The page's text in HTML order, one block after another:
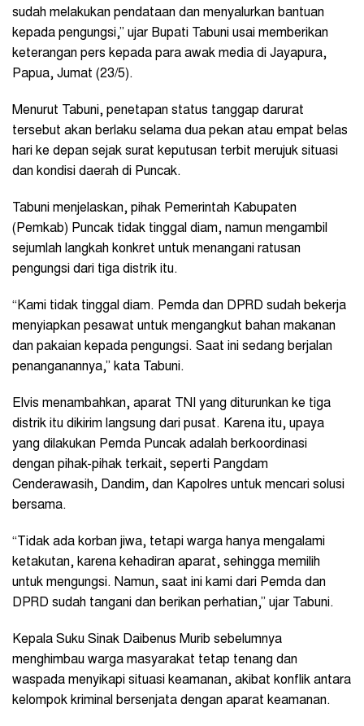
sudah melakukan pendataan dan menyalurkan bantuan
kepada pengungsi,” ujar Bupati Tabuni usai memberikan
keterangan pers kepada para awak media di Jayapura,
Papua, Jumat (23/5).
Menurut Tabuni, penetapan status tanggap darurat
tersebut akan berlaku selama dua pekan atau empat belas
hari ke depan sejak surat keputusan terbit merujuk situasi
dan kondisi daerah di Puncak.
Tabuni menjelaskan, pihak Pemerintah Kabupaten
(Pemkab) Puncak tidak tinggal diam, namun mengambil
sejumlah langkah konkret untuk menangani ratusan
pengungsi dari tiga distrik itu.
“Kami tidak tinggal diam. Pemda dan DPRD sudah bekerja
menyiapkan pesawat untuk mengangkut bahan makanan
dan pakaian kepada pengungsi. Saat ini sedang berjalan
penanganannya,” kata Tabuni.
Elvis menambahkan, aparat TNI yang diturunkan ke tiga
distrik itu dikirim langsung dari pusat. Karena itu, upaya
yang dilakukan Pemda Puncak adalah berkoordinasi
dengan pihak-pihak terkait, seperti Pangdam
Cenderawasih, Dandim, dan Kapolres untuk mencari solusi
bersama.
“Tidak ada korban jiwa, tetapi warga hanya mengalami
ketakutan, karena kehadiran aparat, sehingga memilih
untuk mengungsi. Namun, saat ini kami dari Pemda dan
DPRD sudah tangani dan berikan perhatian,” ujar Tabuni.
Kepala Suku Sinak Daibenus Murib sebelumnya
menghimbau warga masyarakat tetap tenang dan
waspada menyikapi situasi keamanan, akibat konflik antara
kelompok kriminal bersenjata dengan aparat keamanan.